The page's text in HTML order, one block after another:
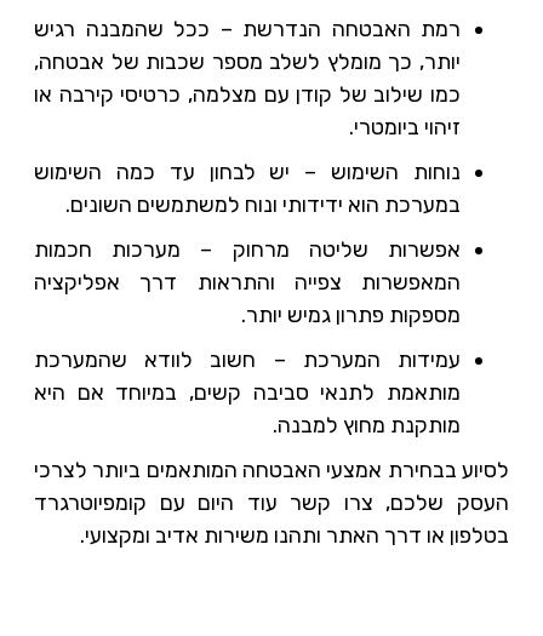
רמת האבטחה הנדרשת – ככל שהמבנה רגיש
יותר, כך מומלץ לשלב מספר שכבות של אבטחה,
כמו שילוב של קודן עם מצלמה, כרטיסי קירבה או
זיהוי ביומטרי.
נוחות השימוש – יש לבחון עד כמה השימוש
במערכת הוא ידידותי ונוח למשתמשים השונים.
אפשרות שליטה מרחוק – מערכות חכמות
המאפשרות צפייה והתראות דרך אפליקציה
מספקות פתרון גמיש יותר.
עמידות המערכת – חשוב לוודא שהמערכת
מותאמת לתנאי סביבה קשים, במיוחד אם היא
מותקנת מחוץ למבנה.
לסיוע בבחירת אמצעי האבטחה המותאמים ביותר לצרכי
העסק שלכם, צרו קשר עוד היום עם קומפיוטרגרד
בטלפון או דרך האתר ותהנו משירות אדיב ומקצועי.